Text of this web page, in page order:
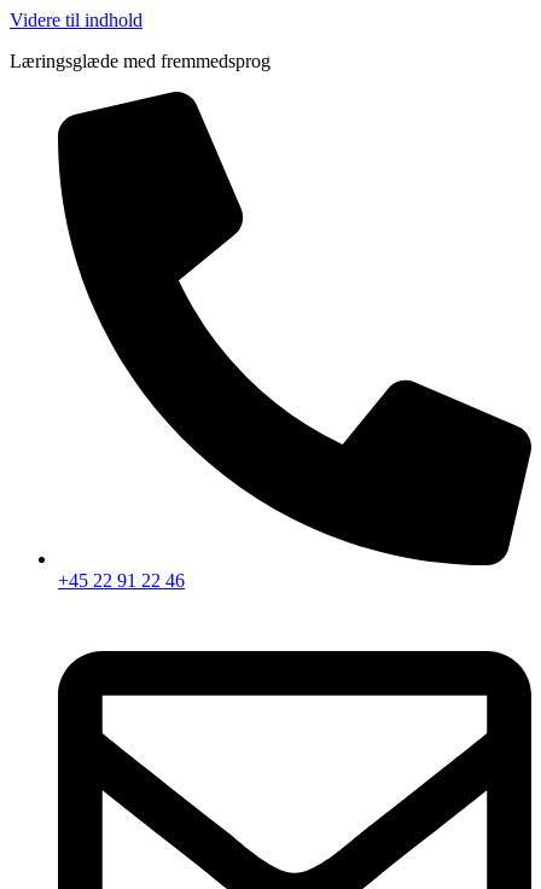
Videre til indhold
Læringsglæde med fremmedsprog
+45 22 91 22 46